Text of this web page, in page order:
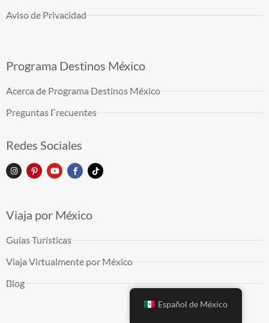
Aviso de Privacidad
Programa Destinos México
Acerca de Programa Destinos México
Preguntas Frecuentes
Redes Sociales
Viaja por México
Guías Turísticas
Viaja Virtualmente por México
Blog
Español de México